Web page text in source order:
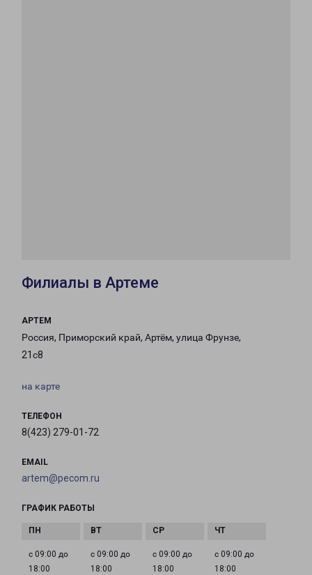
Филиалы в Артеме
АРТЕМ
Россия, Приморский край, Артём, улица Фрунзе,
21с8
на карте
ТЕЛЕФОН
8(423) 279-01-72
EMAIL
artem@pecom.ru
ГРАФИК РАБОТЫ
с 09:00 до
18:00
с 09:00 до
18:00
с 09:00 до
18:00
с 09:00 до
18:00